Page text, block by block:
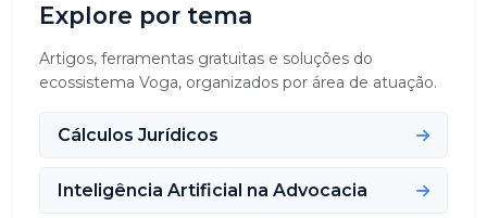
Explore por tema
Artigos, ferramentas gratuitas e soluções do
ecossistema Voga, organizados por área de atuação.
Cálculos Jurídicos
Inteligência Artificial na Advocacia